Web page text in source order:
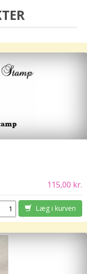
115,00 kr.
Læg i kurven